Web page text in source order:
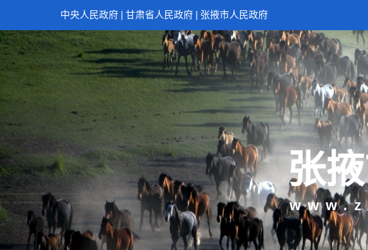
中央人民政府 甘肃省人民政府 张掖市人民政府
张